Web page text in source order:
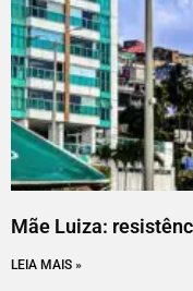
Mãe Luiza:
LEIA MAIS »